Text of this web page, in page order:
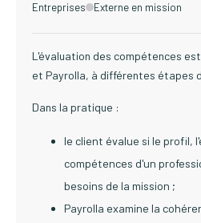
Entreprises Externe en mission
L'évaluation des compétences
et Payrolla, à différentes étapes
Dans la pratique :
le client évalue si le profil,
compétences d'un
besoins de la mission ;
Payrolla examine la